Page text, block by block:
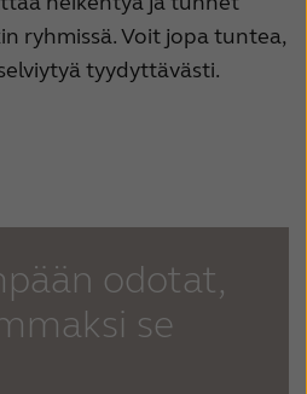
ryhmissä. Voit jopa tuntea,
tyydyttävästi.
odotat,
se